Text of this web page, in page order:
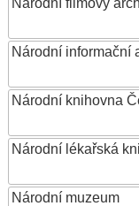
Národní filmový
Národní informační
Národní knihovna
Národní lékařská
Národní muzeum